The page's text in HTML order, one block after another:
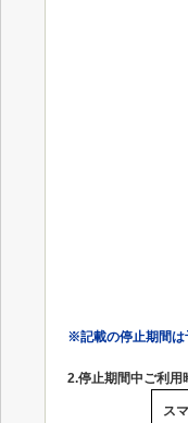
※記載の停止期間は
2.停止期間中ご利用
ス